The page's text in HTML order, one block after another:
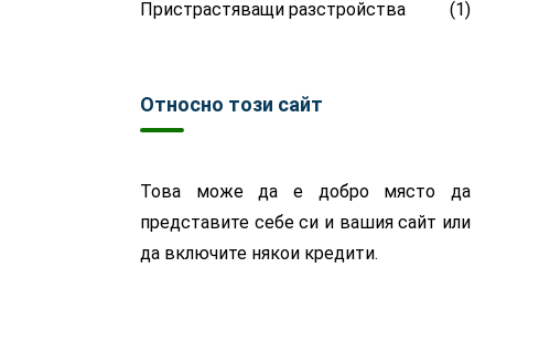
Пристрастяващи разстройства (1)
Относно този сайт
Това може да е добро място да
представите себе си и вашия сайт или
да включите някои кредити.